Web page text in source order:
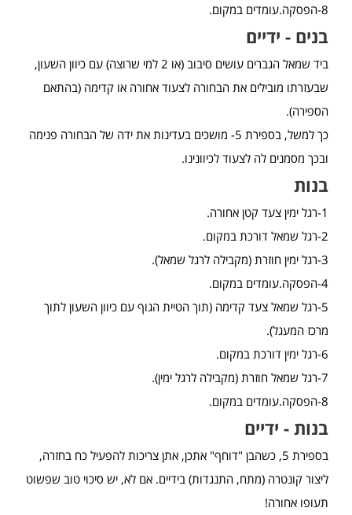
8-הפסקה.עומדים במקום.
בנים - ידיים
ביד שמאל הגברים עושים סיבוב (או 2 למי שרוצה) עם כיוון השעון,
שבעזרתו מובילים את הבחורה לצעוד אחורה או קדימה (בהתאם
הספירה).
כך למשל, בספירת 5- מושכים בעדינות את ידה של הבחורה פנימה
ובכך מסמנים לה לצעוד לכיוונינו.
בנות
1-רגל ימין צעד קטן אחורה.
2-רגל שמאל דורכת במקום.
3-רגל ימין חוזרת (מקבילה לרגל שמאל).
4-הפסקה.עומדים במקום.
5-רגל שמאל צעד קדימה (תוך הטיית הגוף עם כיוון השעון לתוך
מרכז המעגל).
6-רגל ימין דורכת במקום.
7-רגל שמאל חוזרת (מקבילה לרגל ימין).
8-הפסקה.עומדים במקום.
בנות - ידיים
בספירת 5, כשהבן "דוחף" אתכן, אתן צריכות להפעיל כח בחזרה,
ליצור קונטרה (מתח, התנגדות) בידיים. אם לא, יש סיכוי טוב שפשוט
תעופו אחורה!